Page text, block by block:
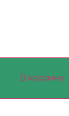
В корзину